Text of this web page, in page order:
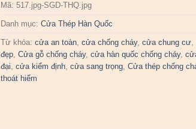
Mã:517.jpg-SGD-THQ.jpg
Danh mục:Cửa Thép Hàn Quốc
Từ khóa:cửa an toàn,cửa chống cháy,cửa chung cư,
đẹp,Cửa gỗ chống cháy,cửa hàn quốc chống cháy,
đại,cửa kiểm định,cửa sang trọng,Cửa thép chống
thoát hiểm